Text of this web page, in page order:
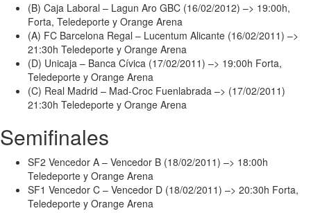
(B) Caja Laboral – Lagun Aro GBC (16/02/2012) –> 19:00h,
Forta, Teledeporte y Orange Arena
(A) FC Barcelona Regal – Lucentum Alicante (16/02/2011) –>
21:30h Teledeporte y Orange Arena
(D) Unicaja – Banca Cívica (17/02/2011) –> 19:00h Forta,
Teledeporte y Orange Arena
(C) Real Madrid – Mad-Croc Fuenlabrada –> (17/02/2011)
21:30h Teledeporte y Orange Arena
Semifinales
SF2 Vencedor A – Vencedor B (18/02/2011) –> 18:00h
Teledeporte y Orange Arena
SF1 Vencedor C – Vencedor D (18/02/2011) –> 20:30h Forta,
Teledeporte y Orange Arena